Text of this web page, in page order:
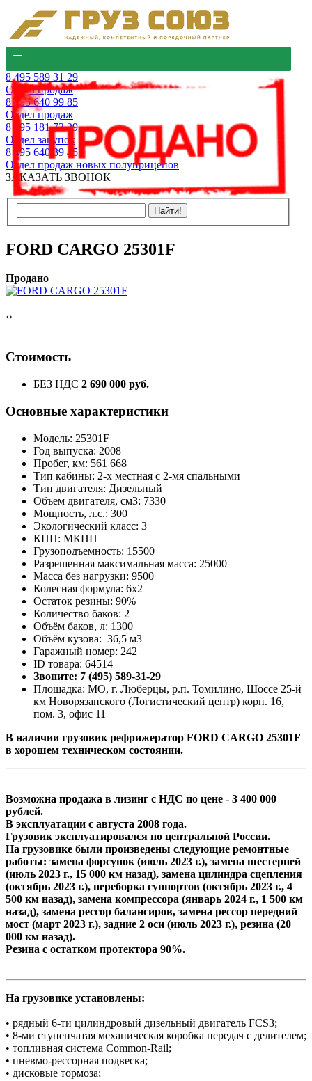
8 495 589 31 29
Отдел продаж
8 495 640 99 85
Отдел продаж
8 495 181 73 29
Отдел закупок
8 495 640 39 45
Отдел продаж новых полуприцепов
ЗАКАЗАТЬ ЗВОНОК
FORD CARGO 25301F
Продано
‹›
Стоимость
БЕЗ НДС 2 690 000 руб.
Основные характеристики
Модель: 25301F
Год выпуска: 2008
Пробег, км: 561 668
Тип кабины: 2-х местная с 2-мя спальными
Тип двигателя: Дизельный
Объем двигателя, см3: 7330
Мощность, л.с.: 300
Экологический класс: 3
КПП: МКПП
Грузоподъемность: 15500
Разрешенная максимальная масса: 25000
Масса без нагрузки: 9500
Колесная формула: 6x2
Остаток резины: 90%
Количество баков: 2
Объём баков, л: 1300
Объём кузова: 36,5 м3
Гаражный номер: 242
ID товара: 64514
Звоните: 7 (495) 589-31-29
Площадка: МО, г. Люберцы, р.п. Томилино, Шоссе 25-й
км Новорязанского (Логистический центр) корп. 16,
пом. 3, офис 11
В наличии грузовик рефрижератор FORD CARGO 25301F
в хорошем техническом состоянии.
Возможна продажа в лизинг с НДС по цене - 3 400 000
рублей.
В эксплуатации с августа 2008 года.
Грузовик эксплуатировался по центральной России.
На грузовике были произведены следующие ремонтные
работы: замена форсунок (июль 2023 г.), замена шестерней
(июль 2023 г., 15 000 км назад), замена цилиндра сцепления
(октябрь 2023 г.), переборка суппортов (октябрь 2023 г., 4
500 км назад), замена компрессора (январь 2024 г., 1 500 км
назад), замена рессор балансиров, замена рессор передний
мост (март 2023 г.), задние 2 оси (июль 2023 г.), резина (20
000 км назад).
Резина с остатком протектора 90%.
На грузовике установлены:
• рядный 6-ти цилиндровый дизельный двигатель FCS3;
• 8-ми ступенчатая механическая коробка передач с делителем;
• топливная система Common-Rail;
• пневмо-рессорная подвеска;
• дисковые тормоза;